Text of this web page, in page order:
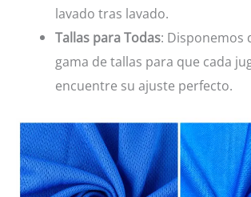
lavado tras lavado.
Tallas para Todas: Disponemos
gama de tallas para que cada
encuentre su ajuste perfecto.